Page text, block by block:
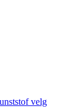
velg